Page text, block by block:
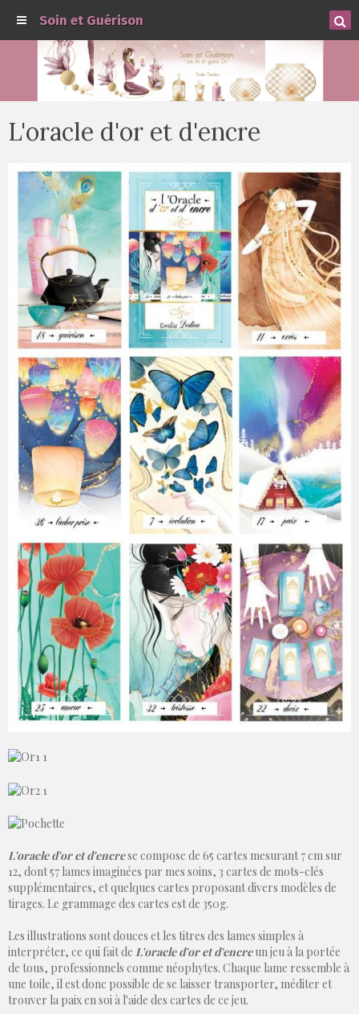
Soin et Guérison
L'oracle d'or et d'encre
L'oracle d'or et d'encrese compose de 65 cartes mesurant 7 cm sur
12, dont 57 lames imaginées par mes soins, 3 cartes de mots-clés
supplémentaires, et quelques cartes proposant divers modèles de
tirages. Le grammage des cartes est de 350g.
Les illustrations sont douces et les titres des lames simples à
interpréter, ce qui fait de L'oracle d'or et d'encreun jeu à la portée
de tous, professionnels comme néophytes. Chaque lame ressemble à
une toile, il est donc possible de se laisser transporter, méditer et
trouver la paix en soi à l'aide des cartes de ce jeu.